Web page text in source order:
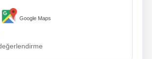
Google Maps